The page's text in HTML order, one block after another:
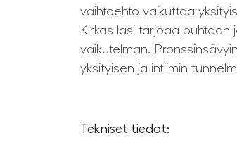
vaihtoehto vaikuttaa
Kirkas lasi tarjoaa
vaikutelman.
yksityisen ja intiimin
Tekniset tiedot: